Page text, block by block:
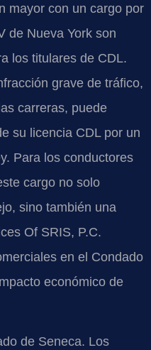
mayor con un cargo por
de Nueva York son
los titulares de CDL.
grave de tráfico,
carreras, puede
su licencia CDL por un
Para los conductores
cargo no solo
sino también una
Of SRIS, P.C.
en el Condado
económico de
de Seneca. Los